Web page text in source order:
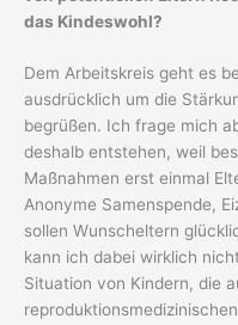
das Kindeswohl?
Dem Arbeitskreis geht es
ausdrücklich um die
begrüßen. Ich frage mich
deshalb entstehen, weil
Maßnahmen erst einmal
Anonyme Samenspende,
sollen Wunscheltern
kann ich dabei wirklich
Situation von Kindern, die